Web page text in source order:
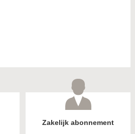
Zakelijk abonnement